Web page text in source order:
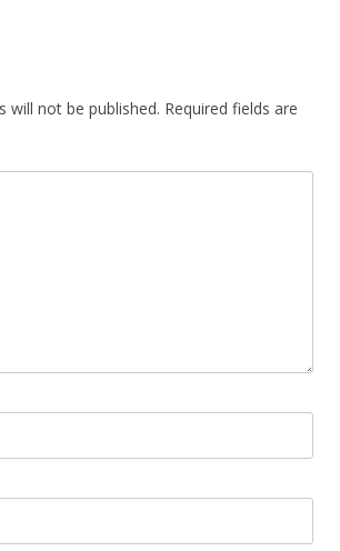
will not be published. Required fields are